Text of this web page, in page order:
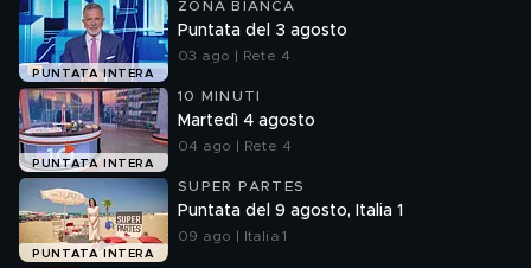
PUNTATA INTERA
ZONA BIANCA
Puntata del 3 agosto
03 ago | Rete 4
PUNTATA INTERA
10 MINUTI
Martedì 4 agosto
04 ago | Rete 4
PUNTATA INTERA
SUPER PARTES
Puntata del 9 agosto, Italia 1
09 ago | Italia 1